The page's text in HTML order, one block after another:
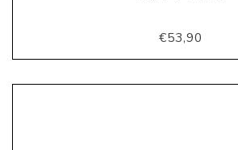
€53,90